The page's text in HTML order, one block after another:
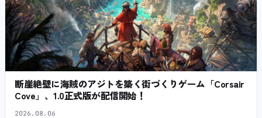
断崖絶壁に海賊のアジトを築く街づくりゲーム「Corsair
Cove」、1.0正式版が配信開始！
2026.08.06